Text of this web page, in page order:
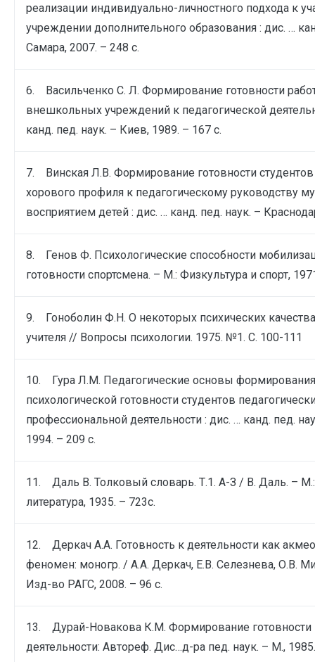
реализации индивидуально-личностного подхода к
учреждении дополнительного образования : дис. …
Самара, 2007. – 248 с.
6. Васильченко С. Л. Формирование готовности
внешкольных учреждений к педагогической
канд. пед. наук. – Киев, 1989. – 167 с.
7. Винская Л.В. Формирование готовности студентов
хорового профиля к педагогическому руководству
восприятием детей : дис. … канд. пед. наук. –
8. Генов Ф. Психологические способности
готовности спортсмена. – М.: Физкультура и спорт,
9. Гоноболин Ф.Н. О некоторых психических
учителя // Вопросы психологии. 1975. №1. С. 100-111
10. Гура Л.М. Педагогические основы
психологической готовности студентов
профессиональной деятельности : дис. … канд. пед.
1994. – 209 с.
11. Даль В. Толковый словарь. Т.1. А-З / В. Даль. –
литература, 1935. – 723с.
12. Деркач А.А. Готовность к деятельности как
феномен: моногр. / А.А. Деркач, Е.В. Селезнева, О.В.
Изд-во РАГС, 2008. – 96 с.
13. Дурай-Новакова К.М. Формирование готовности
деятельности: Автореф. Дис…д-ра пед. наук. – М.,